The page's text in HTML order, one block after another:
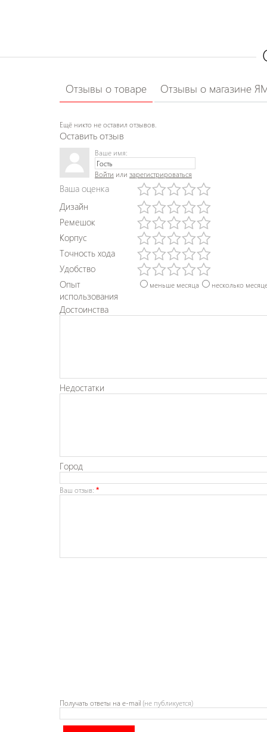
Отзывы о товаре Отзывы о магазине
Ещё никто не оставил отзывов.
Оставить отзыв
Ваше имя:
Войти или зарегистрироваться
Ваша оценка
Дизайн
Ремешок
Корпус
Точность хода
Удобство
Опыт
использования
меньше месяца несколько
Достоинства
Недостатки
Город
Ваш отзыв: *
Получать ответы на e-mail (не публикуется)